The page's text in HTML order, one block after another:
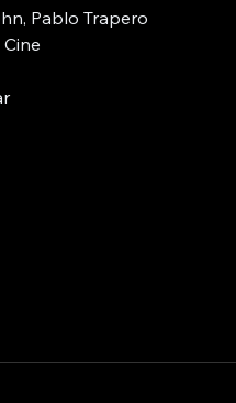
, Pablo Trapero